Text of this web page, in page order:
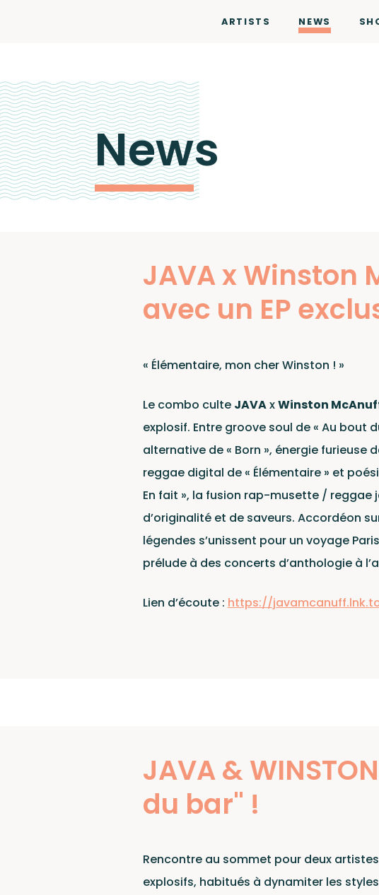
ARTISTS NEWS
News
JAVA x Winston
avec un EP
« Élémentaire, mon cher Winston ! »
Le combo culte JAVAxWinston
explosif. Entre groove soul de « Au bout
alternative de « Born », énergie furieuse
reggae digital de « Élémentaire » et
En fait », la fusion rap-musette / reggae
d’originalité et de saveurs. Accordéon
légendes s’unissent pour un voyage
prélude à des concerts d’anthologie à
Lien d’écoute : https://
JAVA &
du bar" !
Rencontre au sommet pour deux
explosifs, habitués à dynamiter les